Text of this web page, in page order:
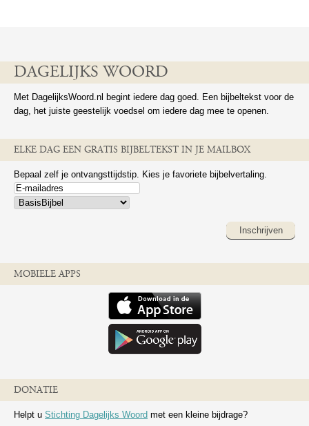
DAGELIJKS WOORD
Met DagelijksWoord.nl begint iedere dag goed. Een bijbeltekst voor de
dag, het juiste geestelijk voedsel om iedere dag mee te openen.
ELKE DAG EEN GRATIS BIJBELTEKST IN JE MAILBOX
Bepaal zelf je ontvangsttijdstip. Kies je favoriete bijbelvertaling.
Inschrijven
MOBIELE APPS
DONATIE
Helpt u Stichting Dagelijks Woord met een kleine bijdrage?